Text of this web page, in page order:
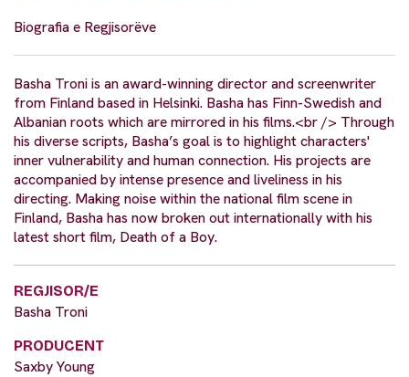
Biografia e Regjisorëve
Basha Troni is an award-winning director and screenwriter
from Finland based in Helsinki. Basha has Finn-Swedish and
Albanian roots which are mirrored in his films.<br /> Through
his diverse scripts, Basha’s goal is to highlight characters'
inner vulnerability and human connection. His projects are
accompanied by intense presence and liveliness in his
directing. Making noise within the national film scene in
Finland, Basha has now broken out internationally with his
latest short film, Death of a Boy.
REGJISOR/E
Basha Troni
PRODUCENT
Saxby Young